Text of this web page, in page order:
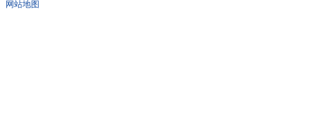
网站地图